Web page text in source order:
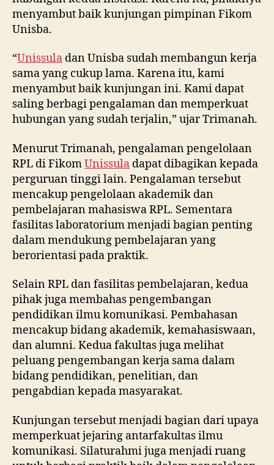
menyambut baik kunjungan pimpinan Fikom
Unisba.
“Unissula dan Unisba sudah membangun kerja
sama yang cukup lama. Karena itu, kami
menyambut baik kunjungan ini. Kami dapat
saling berbagi pengalaman dan memperkuat
hubungan yang sudah terjalin,” ujar Trimanah.
Menurut Trimanah, pengalaman pengelolaan
RPL di FikomUnissula dapat dibagikan kepada
perguruan tinggi lain. Pengalaman tersebut
mencakup pengelolaan akademik dan
pembelajaran mahasiswa RPL. Sementara
fasilitas laboratorium menjadi bagian penting
dalam mendukung pembelajaran yang
berorientasi pada praktik.
Selain RPL dan fasilitas pembelajaran, kedua
pihak juga membahas pengembangan
pendidikan ilmu komunikasi. Pembahasan
mencakup bidang akademik, kemahasiswaan,
dan alumni. Kedua fakultas juga melihat
peluang pengembangan kerja sama dalam
bidang pendidikan, penelitian, dan
pengabdian kepada masyarakat.
Kunjungan tersebut menjadi bagian dari upaya
memperkuat jejaring antarfakultas ilmu
komunikasi. Silaturahmi juga menjadi ruang